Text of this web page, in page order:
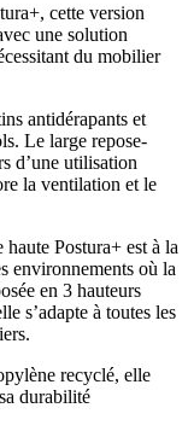
cette version
une solution
du mobilier
antidérapants et
Le large repose-
d’une utilisation
la ventilation et le
Postura+ est à la
environnements où la
en 3 hauteurs
s’adapte à toutes les
recyclé, elle
durabilité